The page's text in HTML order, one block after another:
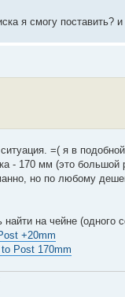
я смогу поставить?
=( я в
- 170 мм (это большой
но по любому
на чейне (одного
+20mm
Post 170mm